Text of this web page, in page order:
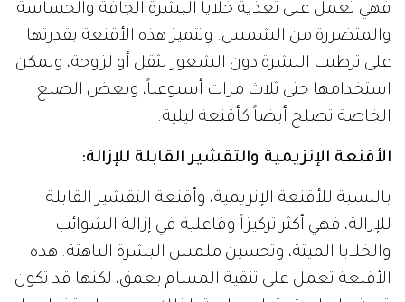
فهي تعمل على تغذية خلايا البشرة الجافة والحساسة
والمتضررة من الشمس. وتتميز هذه الأقنعة بقدرتها
على ترطيب البشرة دون الشعور بثقل أو لزوجة، ويمكن
استخدامها حتى ثلاث مرات أسبوعياً، وبعض الصيغ
الخاصة تصلح أيضاً كأقنعة ليلية.
الأقنعة الإنزيمية والتقشير القابلة للإزالة:
بالنسبة للأقنعة الإنزيمية، وأقنعة التقشير القابلة
للإزالة، فهي أكثر تركيزاً وفاعلية في إزالة الشوائب
والخلايا الميتة، وتحسين ملمس البشرة الباهتة. هذه
الأقنعة تعمل على تنقية المسام بعمق، لكنها قد تكون